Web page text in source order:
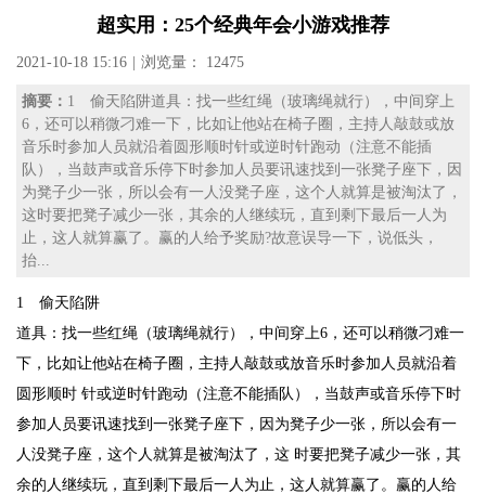
超实用：25个经典年会小游戏推荐
2021-10-18 15:16 浏览量： 12475
摘要： 1 偷天陷阱道具：找一些红绳（玻璃绳就行），中间穿上
6，还可以稍微刁难一下，比如让他站在椅子圈，主持人敲鼓或放
音乐时参加人员就沿着圆形顺时针或逆时针跑动（注意不能插
队），当鼓声或音乐停下时参加人员要讯速找到一张凳子座下，因
为凳子少一张，所以会有一人没凳子座，这个人就算是被淘汰了，
这时要把凳子减少一张，其余的人继续玩，直到剩下最后一人为
止，这人就算赢了。赢的人给予奖励?故意误导一下，说低头，
抬...
1 偷天陷阱
道具：找一些红绳（玻璃绳就行），中间穿上6，还可以稍微刁难一
下，比如让他站在椅子圈，主持人敲鼓或放音乐时参加人员就沿着
圆形顺时 针或逆时针跑动（注意不能插队），当鼓声或音乐停下时
参加人员要讯速找到一张凳子座下，因为凳子少一张，所以会有一
人没凳子座，这个人就算是被淘汰了，这 时要把凳子减少一张，其
余的人继续玩，直到剩下最后一人为止，这人就算赢了。赢的人给